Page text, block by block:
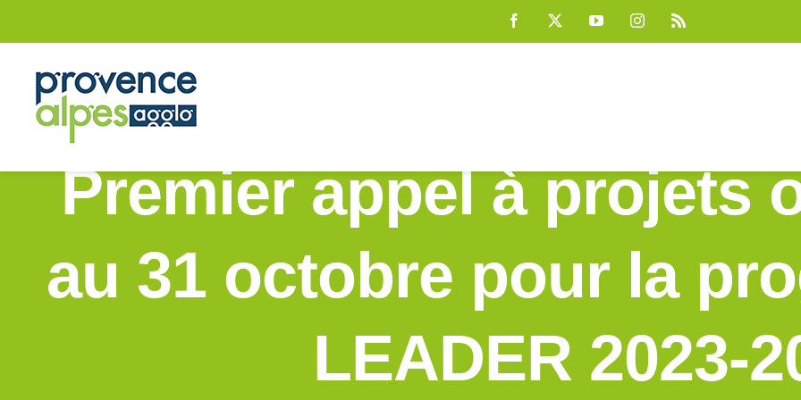
Facebook YouTubeInstagram
Premier appel à projets
au 31 octobre pour la
LEADER 2023-